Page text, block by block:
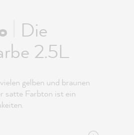
Die
2.5L
gelben und braunen
satte Farbton ist ein